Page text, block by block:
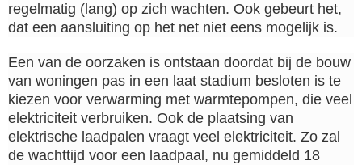
regelmatig (lang) op zich wachten. Ook gebeurt het,
dat een aansluiting op het net niet eens mogelijk is.
Een van de oorzaken is ontstaan doordat bij de bouw
van woningen pas in een laat stadium besloten is te
kiezen voor verwarming met warmtepompen, die veel
elektriciteit verbruiken. Ook de plaatsing van
elektrische laadpalen vraagt veel elektriciteit. Zo zal
de wachttijd voor een laadpaal, nu gemiddeld 18